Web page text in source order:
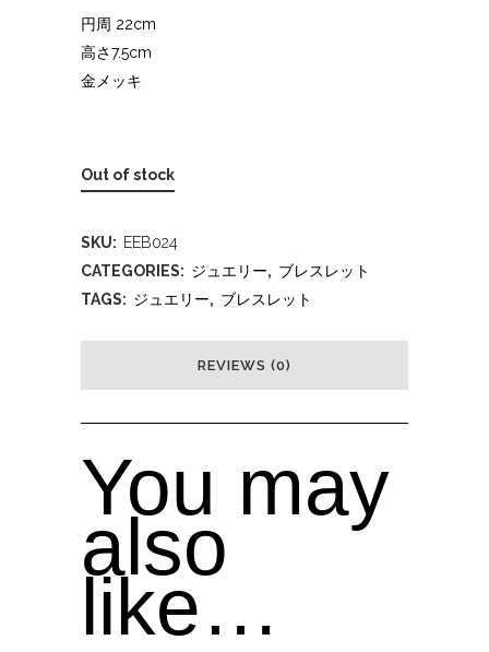
円周 22cm
高さ7.5cm
金メッキ
Out of stock
SKU: EEB024
CATEGORIES: ジュエリー, ブレスレット
TAGS: ジュエリー, ブレスレット
REVIEWS (0)
You may
also
like…